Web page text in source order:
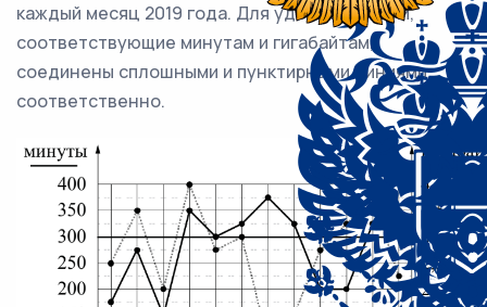
каждый месяц 2019 года. Для удобства точки,
соответствующие минутам и гигабайтам,
соединены сплошными и пунктирными линиями
соответственно.